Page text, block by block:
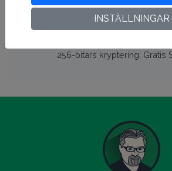
X.509-format certifikat
branschstandarder, stöder
256-bitars kryptering, Gratis
INSTÄLLNINGAR